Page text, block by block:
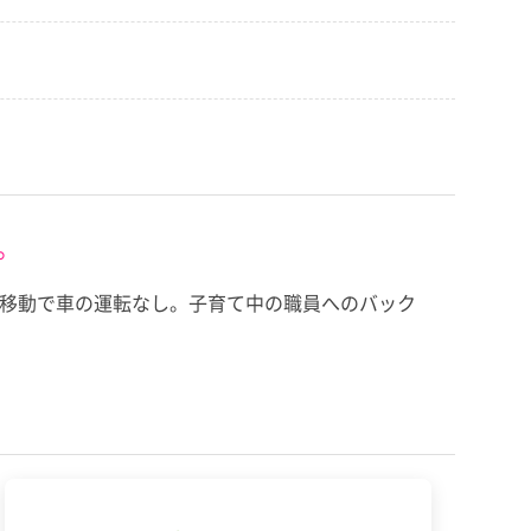
動で車の運転なし。子育て中の職員へのバック